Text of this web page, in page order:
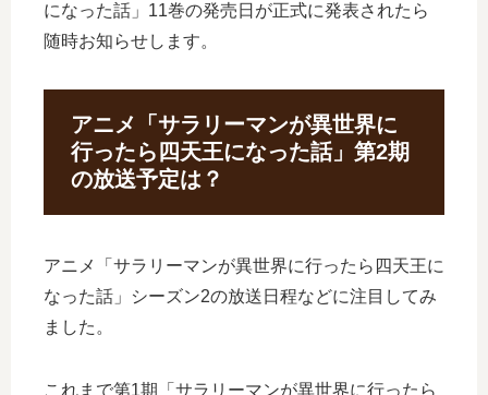
になった話」11巻の発売日が正式に発表されたら
随時お知らせします。
アニメ「サラリーマンが異世界に
行ったら四天王になった話」第2期
の放送予定は？
アニメ「サラリーマンが異世界に行ったら四天王に
なった話」シーズン2の放送日程などに注目してみ
ました。
これまで第1期「サラリーマンが異世界に行ったら